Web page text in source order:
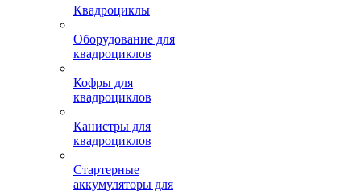
Квадроциклы
Оборудование для
квадроциклов
Кофры для
квадроциклов
Канистры для
квадроциклов
Стартерные
аккумуляторы для